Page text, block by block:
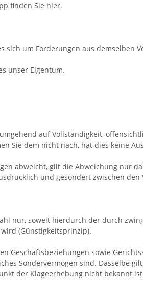
finden Sie hier.
sich um Forderungen aus demselben
unser Eigentum.
auf Vollständigkeit,
Sie dem nicht nach, hat dies keine
abweicht, gilt die Abweichung nur
und gesondert zwischen
nur, soweit hierdurch der durch
(Günstigkeitsprinzip).
Geschäftsbeziehungen sowie
Sondervermögen sind. Dasselbe
der Klageerhebung nicht bekannt